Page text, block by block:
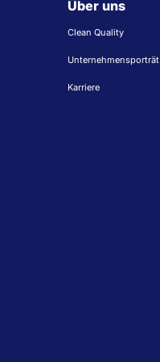
Über uns
Clean Quality
Unternehmensporträt
Karriere